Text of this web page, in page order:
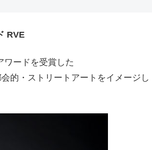
RVE
ワードを受賞した
的・ストリートアートをイメージし